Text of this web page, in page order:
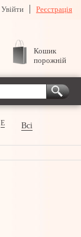
Увійти Реєстрація
Кошик
порожній
E Всі